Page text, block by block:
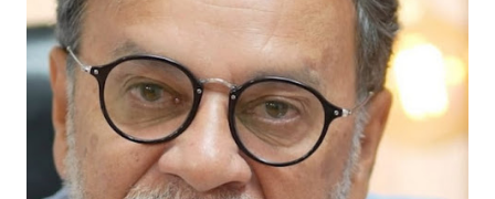
OPINIÃO DE PRIMEIRA- Governo será sócio
Payment"! Pagamento dos tributos no
empresariado